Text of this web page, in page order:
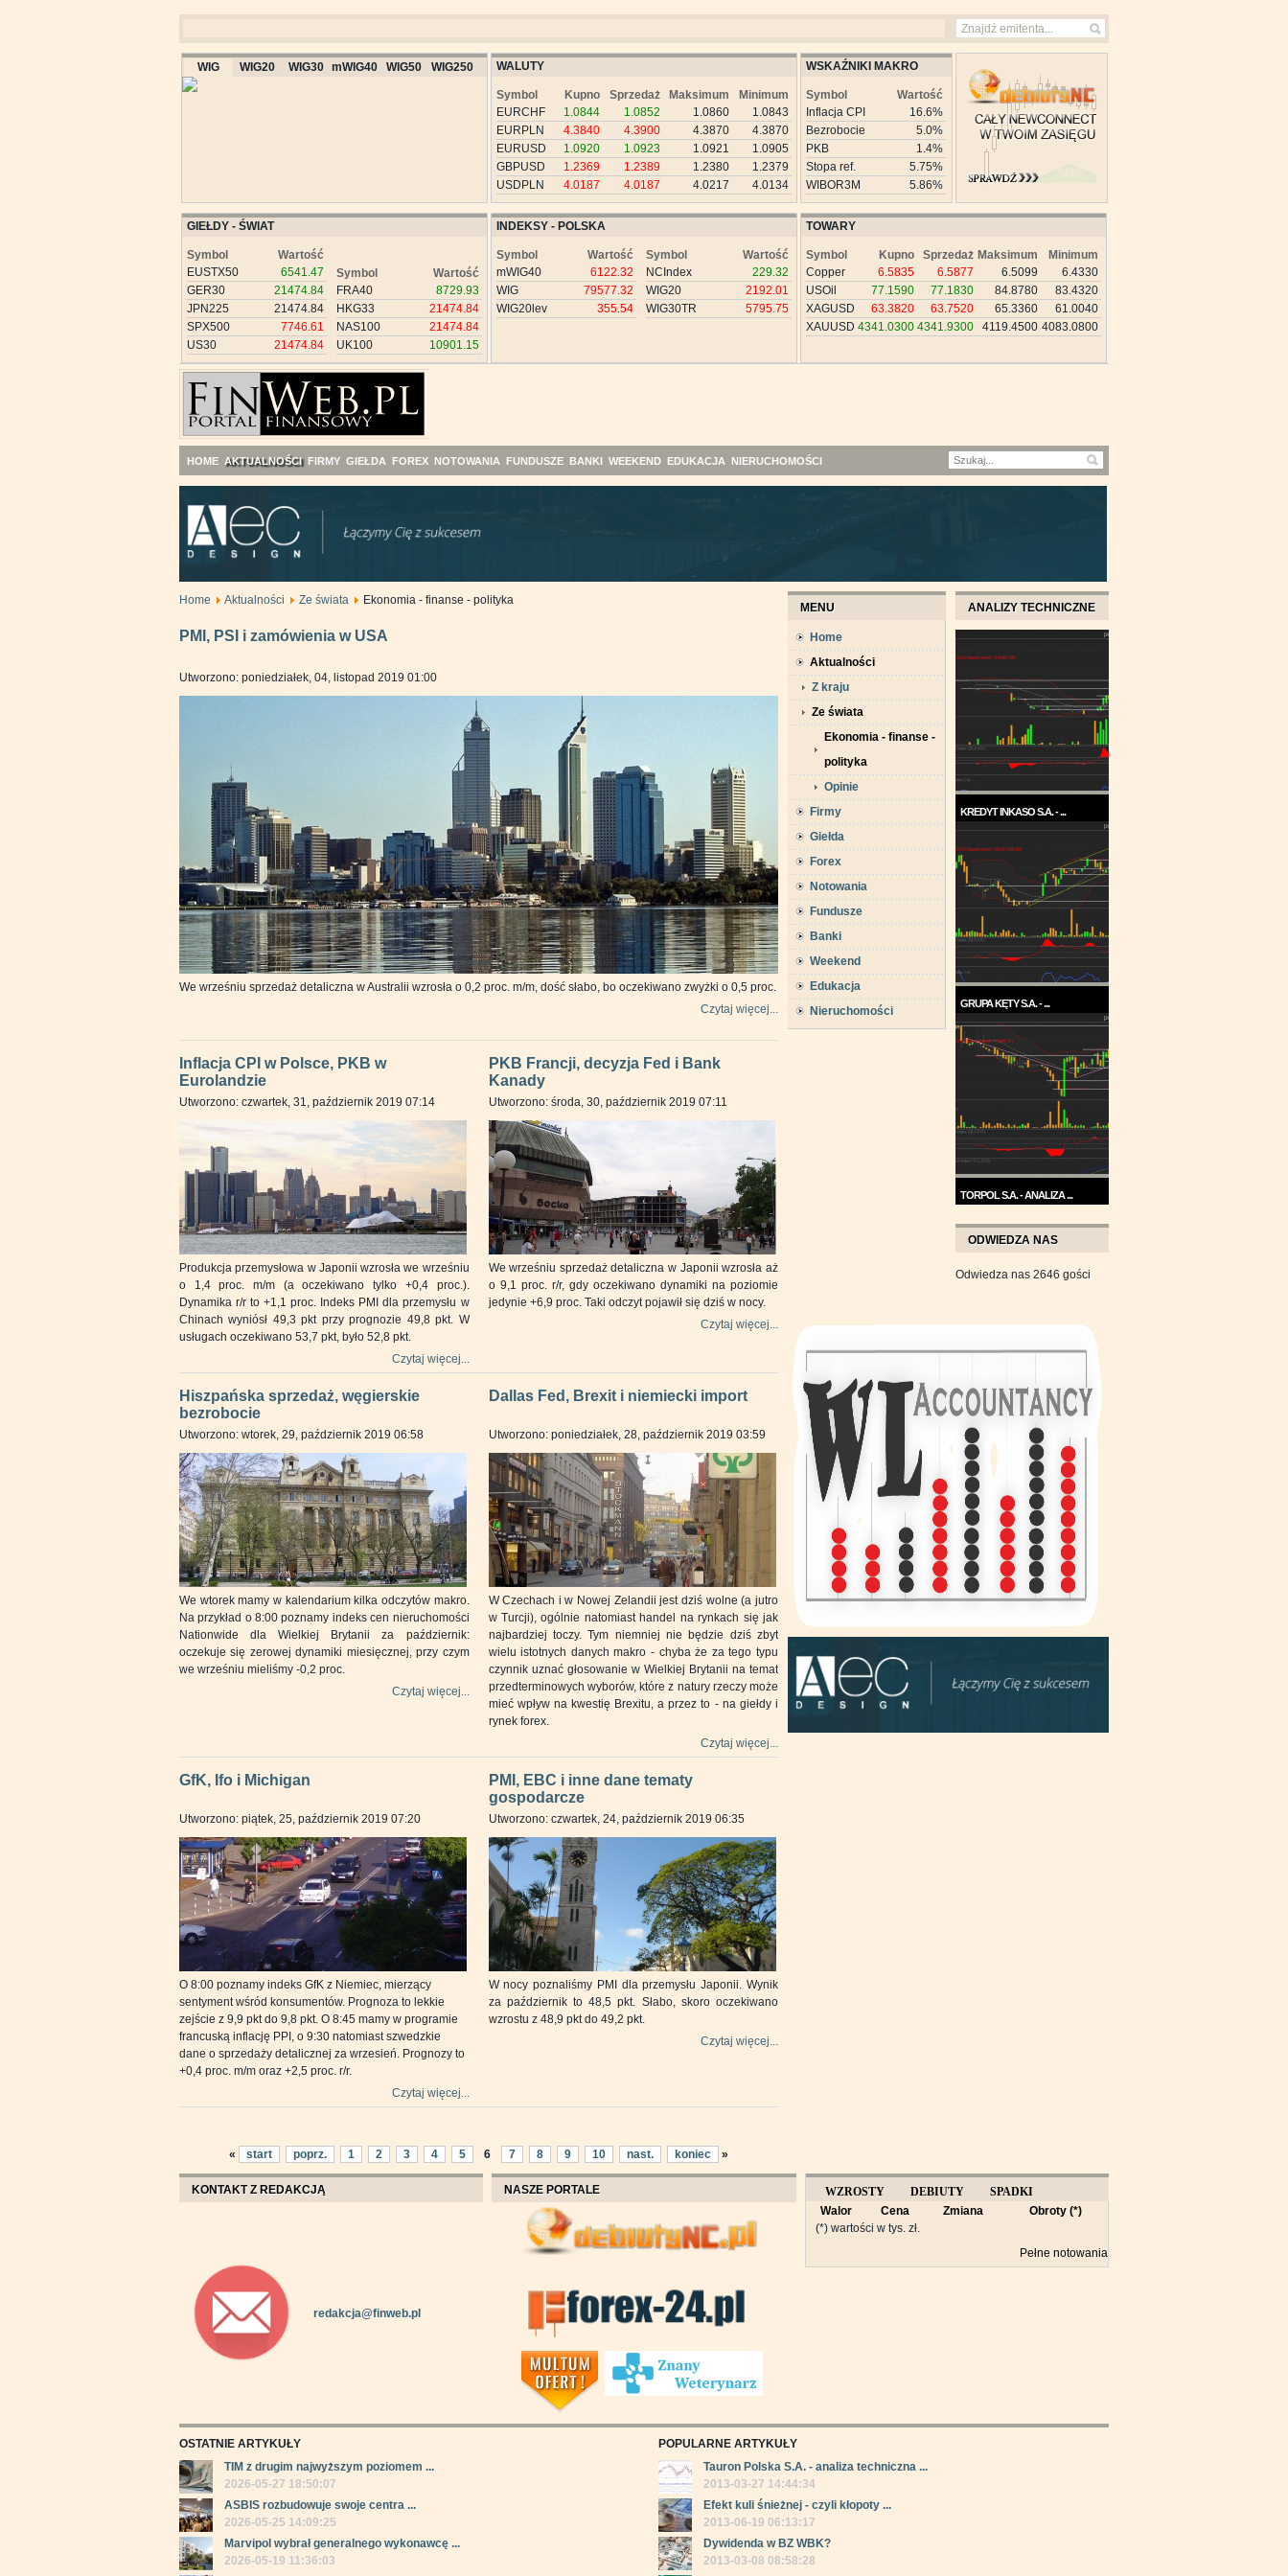
WIG WIG20 WIG30 mWIG40 WIG50 WIG250 WALUTY
Symbol Kupno Sprzedaż Maksimum
Minimum
EURCHF
1.0844 1.0852 1.0860
1.0843
EURPLN
4.3840 4.3900 4.3870
4.3870
EURUSD
1.0920 1.0923 1.0921
1.0905
GBPUSD
1.2369 1.2389 1.2380
1.2379
USDPLN
4.0187 4.0187 4.0217 4.0134
WSKAŹNIKI MAKRO
Symbol
Wartość
Inflacja CPI
16.6%
Bezrobocie
5.0%
PKB
1.4%
Stopa ref.
5.75%
WIBOR3M
5.86%
GIEŁDY - ŚWIAT
Symbol
Wartość
EUSTX50
6541.47
GER30
21474.84
JPN225
21474.84
SPX500
7746.61
US30
21474.84
Symbol
Wartość
FRA40
8729.93
HKG33
21474.84
NAS100
21474.84
UK100
10901.15
INDEKSY - POLSKA
Symbol
Wartość
mWIG40
6122.32
WIG
79577.32
WIG20lev
355.54
Symbol
Wartość
NCIndex
229.32
WIG20
2192.01
WIG30TR
5795.75
TOWARY
Symbol Kupno Sprzedaż Maksimum
Minimum
Copper
6.5835 6.5877 6.5099
6.4330
USOil
77.1590 77.1830 84.8780
83.4320
XAGUSD
63.3820 63.7520 65.3360
61.0040
XAUUSD 4341.0300 4341.9300 4119.4500 4083.0800
HOME AKTUALNOŚCI FIRMY GIEŁDA FOREX NOTOWANIA FUNDUSZE BANKI WEEKEND EDUKACJA NIERUCHOMOŚCI
Home Aktualności Ze świata Ekonomia - finanse - polityka
PMI, PSI i zamówienia w USA
Utworzono: poniedziałek, 04, listopad 2019 01:00
We wrześniu sprzedaż detaliczna w Australii wzrosła o 0,2 proc. m/m, dość słabo, bo oczekiwano zwyżki o 0,5 proc.
Czytaj więcej...
Inflacja CPI w Polsce, PKB w
Eurolandzie
Utworzono: czwartek, 31, październik 2019 07:14
Produkcja przemysłowa w Japonii wzrosła we wrześniu
o 1,4 proc. m/m (a oczekiwano tylko +0,4 proc.).
Dynamika r/r to +1,1 proc. Indeks PMI dla przemysłu w
Chinach wyniósł 49,3 pkt przy prognozie 49,8 pkt. W
usługach oczekiwano 53,7 pkt, było 52,8 pkt.
Czytaj więcej...
PKB Francji, decyzja Fed i Bank
Kanady
Utworzono: środa, 30, październik 2019 07:11
We wrześniu sprzedaż detaliczna w Japonii wzrosła aż
o 9,1 proc. r/r, gdy oczekiwano dynamiki na poziomie
jedynie +6,9 proc. Taki odczyt pojawił się dziś w nocy.
Czytaj więcej...
Hiszpańska sprzedaż, węgierskie
bezrobocie
Utworzono: wtorek, 29, październik 2019 06:58
We wtorek mamy w kalendarium kilka odczytów makro.
Na przykład o 8:00 poznamy indeks cen nieruchomości
Nationwide dla Wielkiej Brytanii za październik:
oczekuje się zerowej dynamiki miesięcznej, przy czym
we wrześniu mieliśmy -0,2 proc.
Czytaj więcej...
Dallas Fed, Brexit i niemiecki import
Utworzono: poniedziałek, 28, październik 2019 03:59
W Czechach i w Nowej Zelandii jest dziś wolne (a jutro
w Turcji), ogólnie natomiast handel na rynkach się jak
najbardziej toczy. Tym niemniej nie będzie dziś zbyt
wielu istotnych danych makro - chyba że za tego typu
czynnik uznać głosowanie w Wielkiej Brytanii na temat
przedterminowych wyborów, które z natury rzeczy może
mieć wpływ na kwestię Brexitu, a przez to - na giełdy i
rynek forex.
Czytaj więcej...
GfK, Ifo i Michigan
Utworzono: piątek, 25, październik 2019 07:20
O 8:00 poznamy indeks GfK z Niemiec, mierzący
sentyment wśród konsumentów. Prognoza to lekkie
zejście z 9,9 pkt do 9,8 pkt. O 8:45 mamy w programie
francuską inflację PPI, o 9:30 natomiast szwedzkie
dane o sprzedaży detalicznej za wrzesień. Prognozy to
+0,4 proc. m/m oraz +2,5 proc. r/r.
Czytaj więcej...
PMI, EBC i inne dane tematy
gospodarcze
Utworzono: czwartek, 24, październik 2019 06:35
W nocy poznaliśmy PMI dla przemysłu Japonii. Wynik
za październik to 48,5 pkt. Słabo, skoro oczekiwano
wzrostu z 48,9 pkt do 49,2 pkt.
Czytaj więcej...
« start poprz. 1 2 3 4 5 6 7 8 9 10 nast. koniec »
MENU
Home
Aktualności
Z kraju
Ze świata
Ekonomia - finanse -
polityka
Opinie
Firmy
Giełda
Forex
Notowania
Fundusze
Banki
Weekend
Edukacja
Nieruchomości
ANALIZY TECHNICZNE
KREDYT INKASO S.A. - ...
każdym razie w ...
GRUPA KĘTY S.A. - ...
Trend na wykresie Grupy Kęty
jest wzrostowy. ...
TORPOL S.A. - ANALIZA ...
września wykres Torpolu ...
ODWIEDZA NAS
Odwiedza nas 2646 gości
KONTAKT Z REDAKCJĄ
redakcja@finweb.pl
NASZE PORTALE WZROSTY DEBIUTY
SPADKI
OBROTY
Walor Cena Zmiana
Obroty (*)
(*) wartości w tys. zł.
Pełne notowania
OSTATNIE ARTYKUŁY
TIM z drugim najwyższym poziomem ...
2026-05-27 18:50:07
ASBIS rozbudowuje swoje centra ...
2026-05-25 14:09:25
Marvipol wybrał generalnego wykonawcę ...
2026-05-19 11:36:03
POPULARNE ARTYKUŁY
Tauron Polska S.A. - analiza techniczna ...
2013-03-27 14:44:34
Efekt kuli śnieżnej - czyli kłopoty ...
2013-06-19 06:13:17
Dywidenda w BZ WBK?
2013-03-08 08:58:28